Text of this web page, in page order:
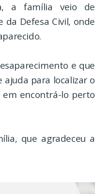
a família veio de
da Defesa Civil, onde
e que
ajuda para localizar o
em encontrá-lo perto
que agradeceu a